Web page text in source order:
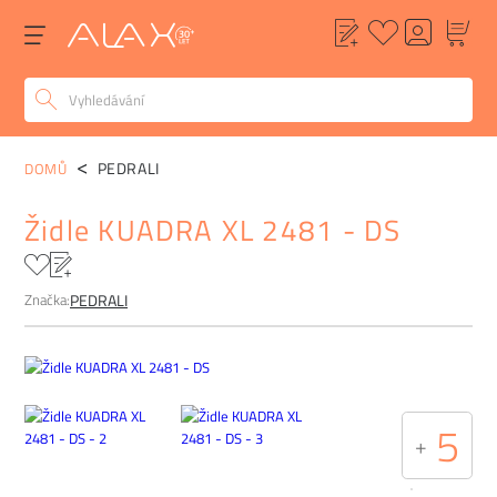
POPIS ALTERNATIVY
DOMŮ PEDRALI
Židle KUADRA XL 2481 - DS
Značka:PEDRALI
+ 5